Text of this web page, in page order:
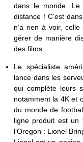
dans le monde. Le
distance ! C’est
n’a rien à voir, celle
gérer de manière
des films.
Le spécialiste
lance dans les
qui complète leurs
notamment la 4K et
du monde de
ligne produit est un
l’Oregon : Lionel